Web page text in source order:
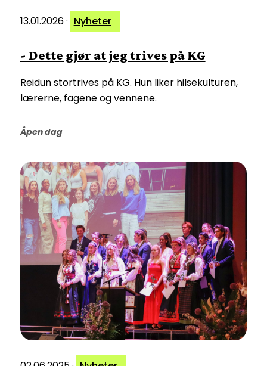
13.01.2026· Nyheter
- Dette gjør at jeg trives på KG
Reidun stortrives på KG. Hun liker hilsekulturen,
lærerne, fagene og vennene.
Åpen dag